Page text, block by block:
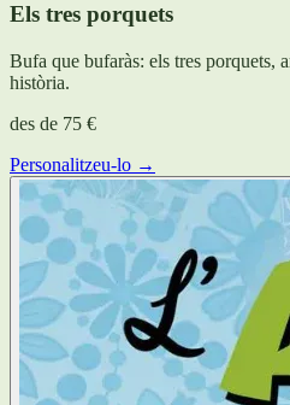
Els tres porquets
Bufa que bufaràs: els tres porquets,
història.
des de 75 €
Personalitzeu-lo →